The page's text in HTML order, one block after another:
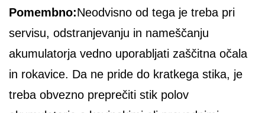
Pomembno:Neodvisno od tega je treba pri
servisu, odstranjevanju in nameščanju
akumulatorja vedno uporabljati zaščitna očala
in rokavice. Da ne pride do kratkega stika, je
treba obvezno preprečiti stik polov